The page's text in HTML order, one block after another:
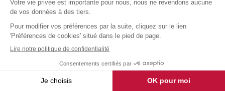
daniel michaud,
Publié le 15 nov. 2021
Nous tenons à remercier Madame Conchon
professionnalisme,ses conseils,son sérieux ,sa